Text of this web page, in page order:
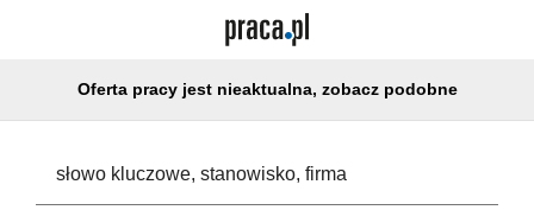
Oferta pracy jest nieaktualna, zobacz podobne